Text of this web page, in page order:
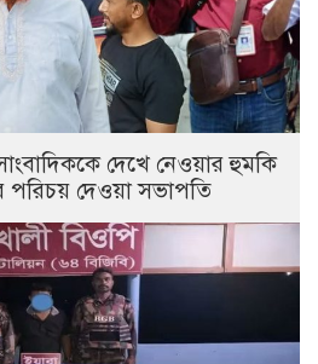
দেখে নেওয়ার হুমকি
পরিচয় দেওয়া সভাপতি